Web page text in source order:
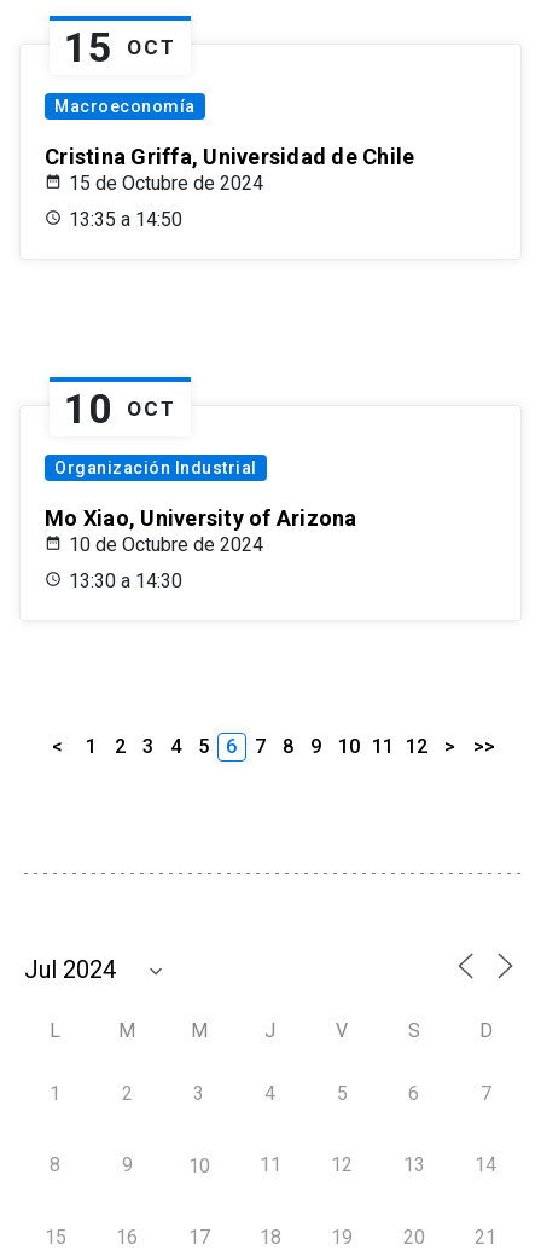
15 OCT
Macroeconomía
Cristina Griffa, Universidad de Chile
15 de Octubre de 2024
13:35 a 14:50
10 OCT
Organización Industrial
Mo Xiao, University of Arizona
10 de Octubre de 2024
13:30 a 14:30
< 1 2 3 4 5 6 7 8 9 10 11 12 > >>
L M M J V S D
1 2 3 4 5 6 7
8 9 10 11 12 13 14
15 16 17 18 19 20 21